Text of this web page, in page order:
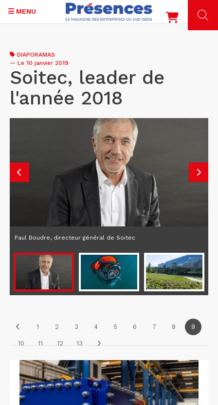
contenu
principal
MENU
DIAPORAMAS
— Le 10 janvier 2019
Soitec, leader de
l'année 2018
Paul Boudre, directeur général de Soitec
1 2 3 4 5 6 7 8 9
10 11 12 13